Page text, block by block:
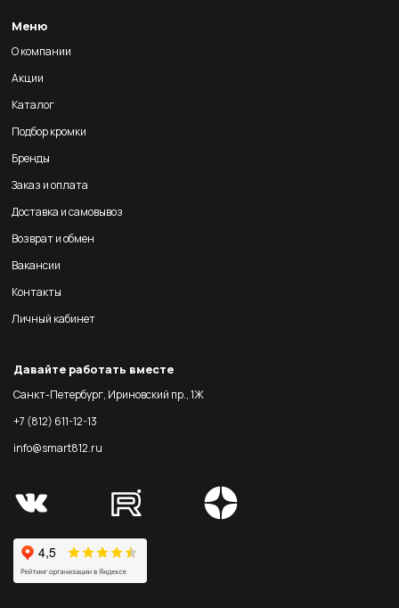
Меню
О компании
Акции
Каталог
Подбор кромки
Бренды
Заказ и оплата
Доставка и самовывоз
Возврат и обмен
Вакансии
Контакты
Личный кабинет
Давайте работать вместе
Санкт-Петербург, Ириновский пр., 1Ж
+7 (812) 611-12-13
info@smart812.ru